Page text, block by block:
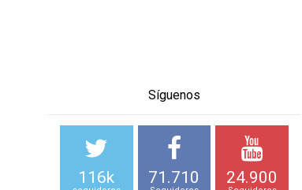
Síguenos
116k 71.710 24.900